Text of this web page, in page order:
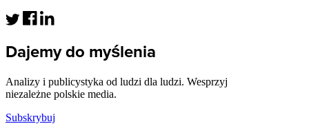
Dajemy do myślenia
Analizy i publicystyka od ludzi dla ludzi. Wesprzyj
niezależne polskie media.
Subskrybuj